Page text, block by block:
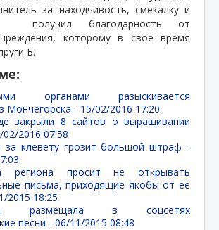
за находчивость, смекалку и
получил благодарность от
которому в свое время
Б.
органами разыскивается
Мончегорска - 15/02/2016 17:20
закрыли 8 сайтов о выращивании
02/2016 07:58
за клевету грозит большой штраф -
региона просит не открывать
письма, приходящие якобы от ее
2015 18:25
размещала в соцсетях
песни - 06/11/2015 08:48